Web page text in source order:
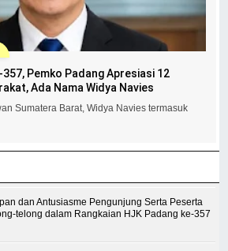
Pemko Padang Apresiasi 12
Ada Nama Widya Navies
Sumatera Barat, Widya Navies termasuk
dan Antusiasme Pengunjung Serta Peserta
telong dalam Rangkaian HJK Padang ke-357